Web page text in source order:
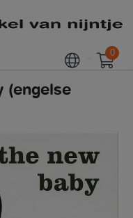
0
(engelse